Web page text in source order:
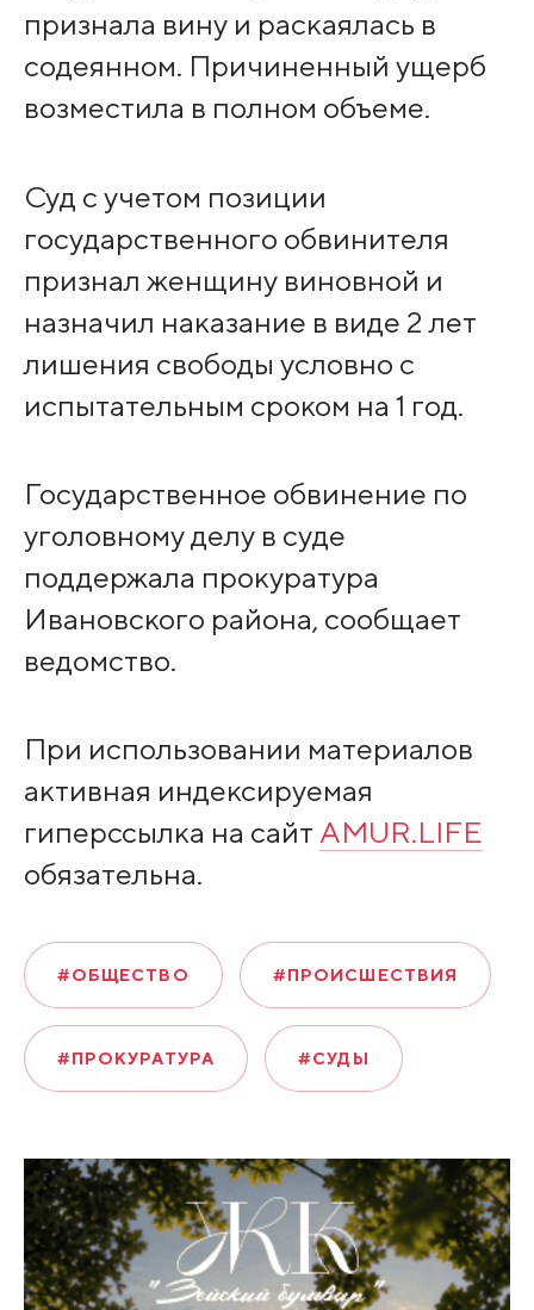
признала вину и раскаялась в
содеянном. Причиненный ущерб
возместила в полном объеме.
Суд с учетом позиции
государственного обвинителя
признал женщину виновной и
назначил наказание в виде 2 лет
лишения свободы условно с
испытательным сроком на 1 год.
Государственное обвинение по
уголовному делу в суде
поддержала прокуратура
Ивановского района, сообщает
ведомство.
При использовании материалов
активная индексируемая
гиперссылка на сайт AMUR.LIFE
обязательна.
#ОБЩЕСТВО #ПРОИСШЕСТВИЯ
#ПРОКУРАТУРА #СУДЫ